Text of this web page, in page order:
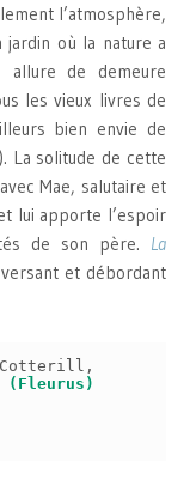
l’atmosphère,
jardin où la nature a
de demeure
les vieux livres de
bien envie de
La solitude de cette
Mae, salutaire et
lui apporte l’espoir
de son père. La
et débordant
(Fleurus)